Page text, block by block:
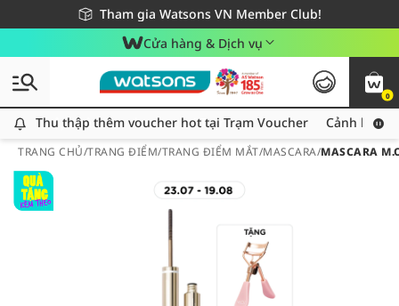
Tham gia Watsons VN Member Club!
Miễn phí giao hàng cho đơn hàng từ 249,000Đ
Giao hàng nhanh 24h - Áp dụng khu vực TP. Hồ Chí Minh
Cửa hàng & Dịch vụ
0
Thu thập thêm voucher hot tại Trạm Voucher
Thu thập thêm voucher hot tại Trạm Voucher Cảnh báo
TRANG CHỦ/TRANG ĐIỂM/TRANG ĐIỂM MẮT/MASCARA/MASCARA